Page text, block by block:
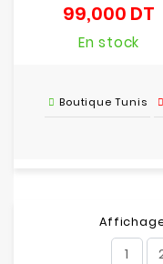
99,000 DT
En stock
Boutique Tunis
1